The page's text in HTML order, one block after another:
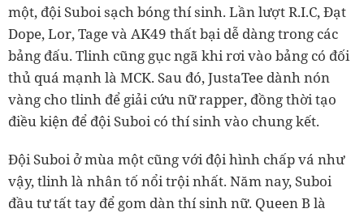
một, đội Suboi sạch bóng thí sinh. Lần lượt R.I.C, Đạt
Dope, Lor, Tage và AK49 thất bại dễ dàng trong các
bảng đấu. Tlinh cũng gục ngã khi rơi vào bảng có đối
thủ quá mạnh là MCK. Sau đó, JustaTee dành nón
vàng cho tlinh để giải cứu nữ rapper, đồng thời tạo
điều kiện để đội Suboi có thí sinh vào chung kết.
Đội Suboi ở mùa một cũng với đội hình chấp vá như
vậy, tlinh là nhân tố nổi trội nhất. Năm nay, Suboi
đầu tư tất tay để gom dàn thí sinh nữ. Queen B là